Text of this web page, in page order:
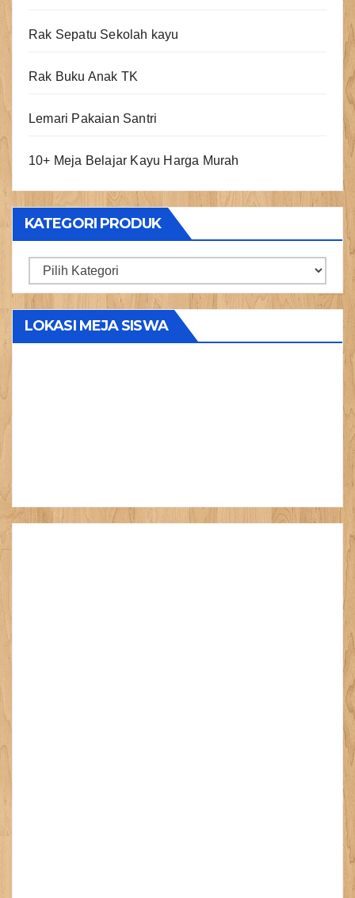
Rak Sepatu Sekolah kayu
Rak Buku Anak TK
Lemari Pakaian Santri
10+ Meja Belajar Kayu Harga Murah
KATEGORI PRODUK
Kategori
Produk
LOKASI MEJA SISWA